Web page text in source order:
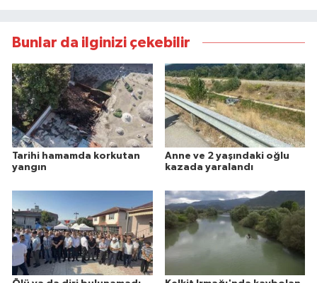
Bunlar da ilginizi çekebilir
Tarihi hamamda korkutan
yangın
Anne ve 2 yaşındaki oğlu
kazada yaralandı